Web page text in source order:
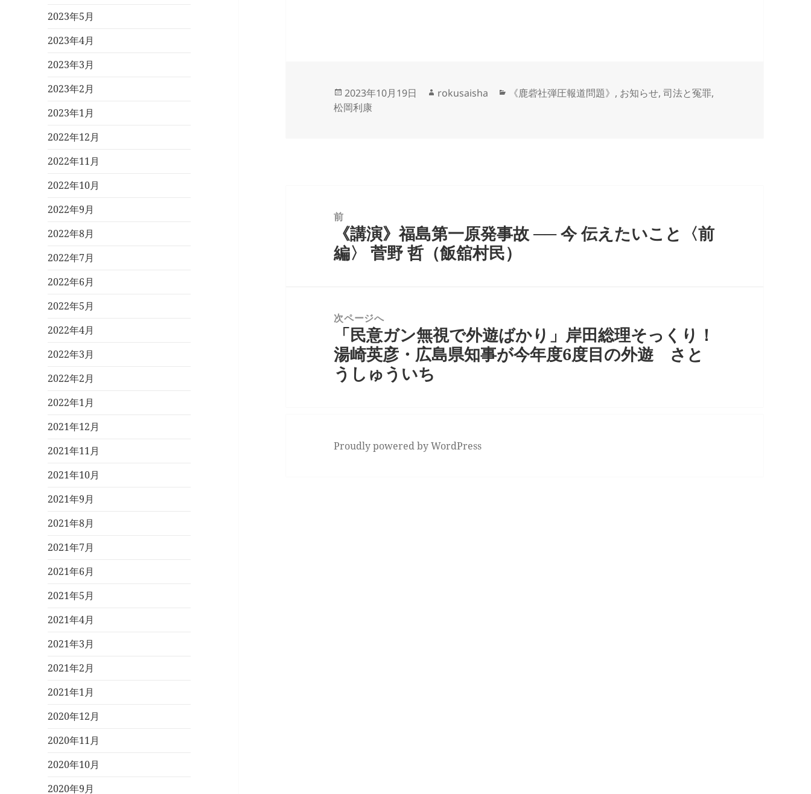
2023年5月
2023年4月
2023年3月
2023年2月
2023年1月
2022年12月
2022年11月
2022年10月
2022年9月
2022年8月
2022年7月
2022年6月
2022年5月
2022年4月
2022年3月
2022年2月
2022年1月
2021年12月
2021年11月
2021年10月
2021年9月
2021年8月
2021年7月
2021年6月
2021年5月
2021年4月
2021年3月
2021年2月
2021年1月
2020年12月
2020年11月
2020年10月
2020年9月
投
稿
2023年10月19日
作
rokusaisha
カ
《鹿砦社弾圧報道問題》 , お知らせ,司法と冤罪,
松岡利康
前
前
の
《講演》福島第一原発事故 ── 今 伝えたいこと〈前
編〉 菅野 哲（飯舘村民）
次ページへ
次
の
投
「民意ガン無視で外遊ばかり」岸田総理そっくり！
湯崎英彦・広島県知事が今年度6度目の外遊 さと
うしゅういち
Proudly powered by WordPress